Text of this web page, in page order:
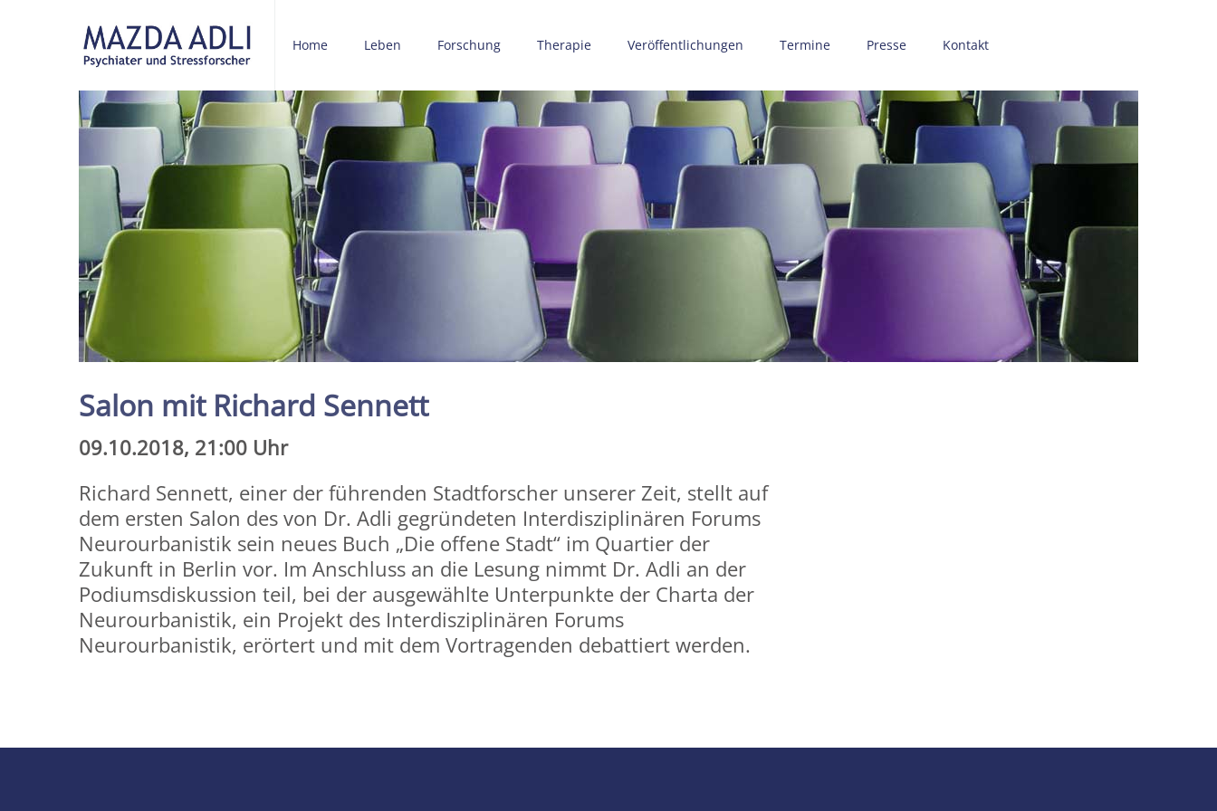
Home Leben Forschung Therapie Veröffentlichungen Termine Presse Kontakt
Salon mit Richard Sennett
09.10.2018, 21:00 Uhr
Richard Sennett, einer der führenden Stadtforscher unserer Zeit, stellt auf
dem ersten Salon des von Dr. Adli gegründeten Interdisziplinären Forums
Neurourbanistik sein neues Buch „Die offene Stadt“ im Quartier der
Zukunft in Berlin vor. Im Anschluss an die Lesung nimmt Dr. Adli an der
Podiumsdiskussion teil, bei der ausgewählte Unterpunkte der Charta der
Neurourbanistik, ein Projekt des Interdisziplinären Forums
Neurourbanistik, erörtert und mit dem Vortragenden debattiert werden.